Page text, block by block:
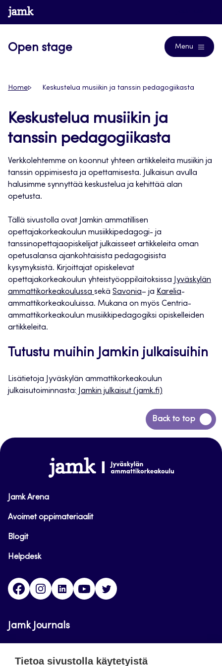
Siirry
suoraan
www.jamk.fi
Open stage Menu
Home Keskustelua musiikin ja tanssin pedagogiikasta
Keskustelua musiikin ja
tanssin pedagogiikasta
Verkkolehtemme on koonnut yhteen artikkeleita musiikin ja
tanssin oppimisesta ja opettamisesta. Julkaisun avulla
halusimme synnyttää keskustelua ja kehittää alan
opetusta.
Tällä sivustolla ovat Jamkin ammatillisen
opettajakorkeakoulun musiikkipedagogi- ja
tanssinopettajaopiskelijat julkaisseet artikkeleita oman
opetusalansa ajankohtaisista pedagogisista
kysymyksistä. Kirjoittajat opiskelevat
opettajakorkeakoulun yhteistyöoppilaitoksissa
Jyväskylän
ammattikorkeakoulussa sekä Savonia– ja Karelia-
ammattikorkeakouluissa. Mukana on myös Centria-
ammattikorkeakoulun musiikkipedagogiksi opiskelleiden
artikkeleita.
Tutustu muihin Jamkin julkaisuihin
Lisätietoja Jyväskylän ammattikorkeakoulun
julkaisutoiminnasta: Jamkin julkaisut (jamk.fi)
Back to top
Siirry
takaisin
www.jamk.fi
Jamk Arena
Avoimet oppimateriaalit
Blogit
Helpdesk
FacebookInstagram
LinkedInYoutube
Jamk Journals
Tietoa sivustolla käytetyistä